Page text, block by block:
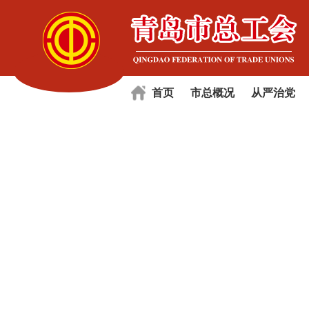
首页 市总概况 从严治党